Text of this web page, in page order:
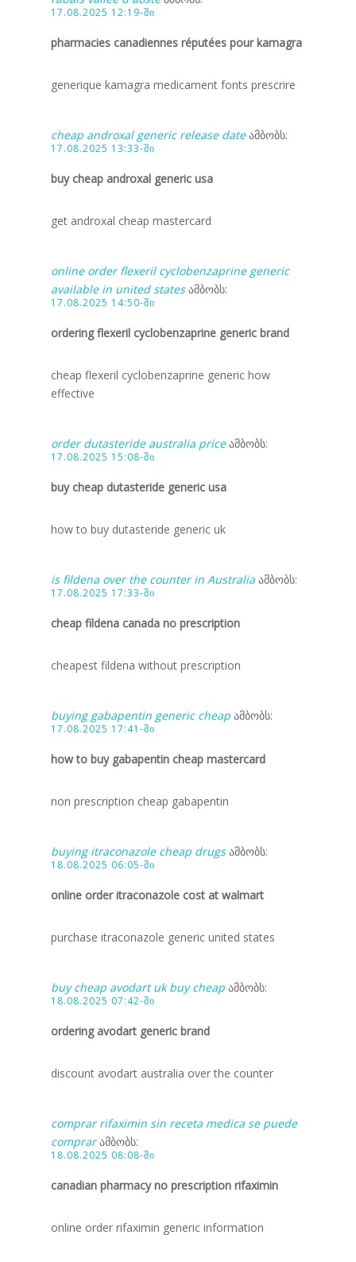
17.08.2025 12:19-ში
pharmacies canadiennes réputées pour kamagra
generique kamagra medicament fonts prescrire
cheap androxal generic release date ამბობს:
17.08.2025 13:33-ში
buy cheap androxal generic usa
get androxal cheap mastercard
online order flexeril cyclobenzaprine generic
available in united states ამბობს:
17.08.2025 14:50-ში
ordering flexeril cyclobenzaprine generic brand
cheap flexeril cyclobenzaprine generic how
effective
order dutasteride australia price ამბობს:
17.08.2025 15:08-ში
buy cheap dutasteride generic usa
how to buy dutasteride generic uk
is fildena over the counter in Australia ამბობს:
17.08.2025 17:33-ში
cheap fildena canada no prescription
cheapest fildena without prescription
buying gabapentin generic cheap ამბობს:
17.08.2025 17:41-ში
how to buy gabapentin cheap mastercard
non prescription cheap gabapentin
buying itraconazole cheap drugs ამბობს:
18.08.2025 06:05-ში
online order itraconazole cost at walmart
purchase itraconazole generic united states
buy cheap avodart uk buy cheap ამბობს:
18.08.2025 07:42-ში
ordering avodart generic brand
discount avodart australia over the counter
comprar rifaximin sin receta medica se puede
comprar ამბობს:
18.08.2025 08:08-ში
canadian pharmacy no prescription rifaximin
online order rifaximin generic information